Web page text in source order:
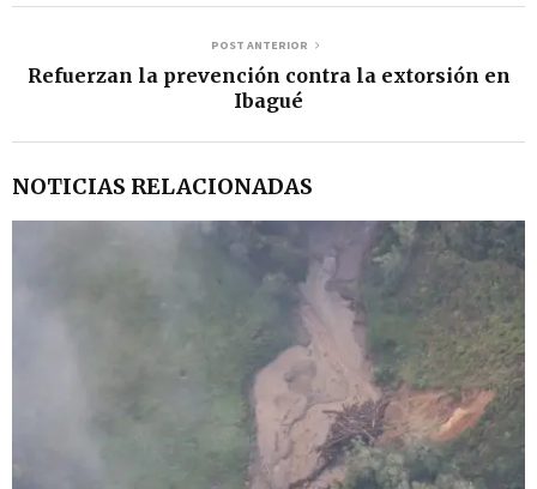
POST ANTERIOR
Refuerzan la prevención contra la extorsión en
Ibagué
NOTICIAS RELACIONADAS